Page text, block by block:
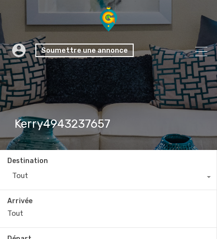
Soumettre une annonce
Kerry4943237657
Destination
Tout
Arrivée